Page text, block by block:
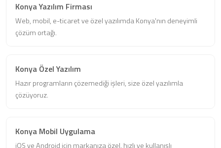
Konya Yazılım Firması
Web, mobil, e-ticaret ve özel yazılımda Konya'nın deneyimli
çözüm ortağı.
Konya Özel Yazılım
Hazır programların çözemediği işleri, size özel yazılımla
çözüyoruz.
Konya Mobil Uygulama
iOS ve Android için markanıza özel, hızlı ve kullanışlı